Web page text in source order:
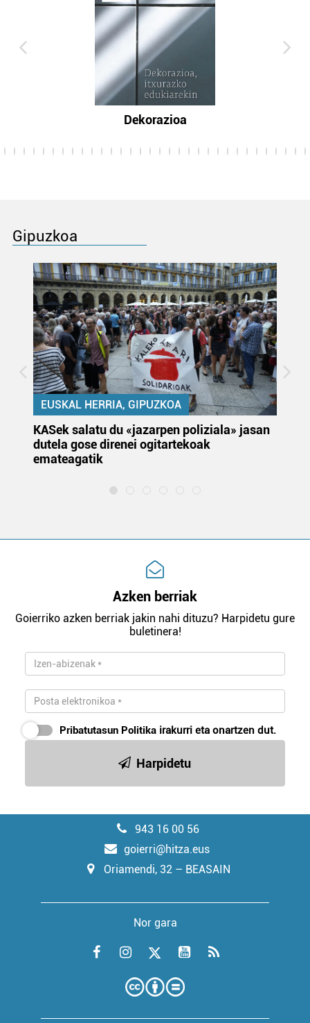
Dekorazioa
Gipuzkoa
EUSKAL HERRIA, GIPUZKOA
KASek salatu du «jazarpen poliziala» jasan
dutela gose direnei ogitartekoak
emateagatik
Azken berriak
Goierriko azken berriak jakin nahi dituzu? Harpidetu gure
buletinera!
Pribatutasun Politika irakurri eta onartzen dut.
Harpidetu
943 16 00 56
goierri@hitza.eus
Oriamendi, 32 – BEASAIN
Nor gara